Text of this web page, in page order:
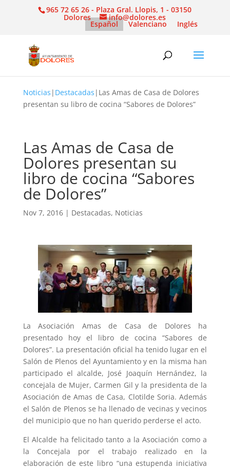
965 72 65 26 - Plaza Gral. Llopis, 1 - 03150
Dolores info@dolores.es
Español Valenciano Inglés
Noticias | Destacadas | Las Amas de Casa de Dolores
presentan su libro de cocina “Sabores de Dolores”
Las Amas de Casa de
Dolores presentan su
libro de cocina “Sabores
de Dolores”
Nov 7, 2016| Destacadas, Noticias
La Asociación Amas de Casa de Dolores ha
presentado hoy el libro de cocina “Sabores de
Dolores”. La presentación oficial ha tenido lugar en el
Salón de Plenos del Ayuntamiento y en la misma han
participado el alcalde, José Joaquín Hernández, la
concejala de Mujer, Carmen Gil y la presidenta de la
Asociación de Amas de Casa, Clotilde Soria. Además
el Salón de Plenos se ha llenado de vecinas y vecinos
del municipio que no han querido perderse el acto.
El Alcalde ha felicitado tanto a la Asociación como a
la Concejala por el trabajo realizado en la
elaboración de este libro “una estupenda iniciativa